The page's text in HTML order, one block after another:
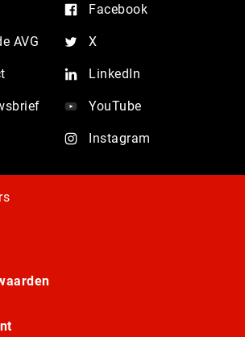
AVG
Facebook
X
LinkedIn
YouTube
Instagram